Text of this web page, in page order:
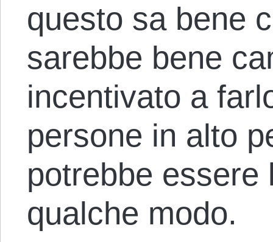
questo sa bene
sarebbe bene
incentivato a
persone in alto
potrebbe essere
qualche modo.